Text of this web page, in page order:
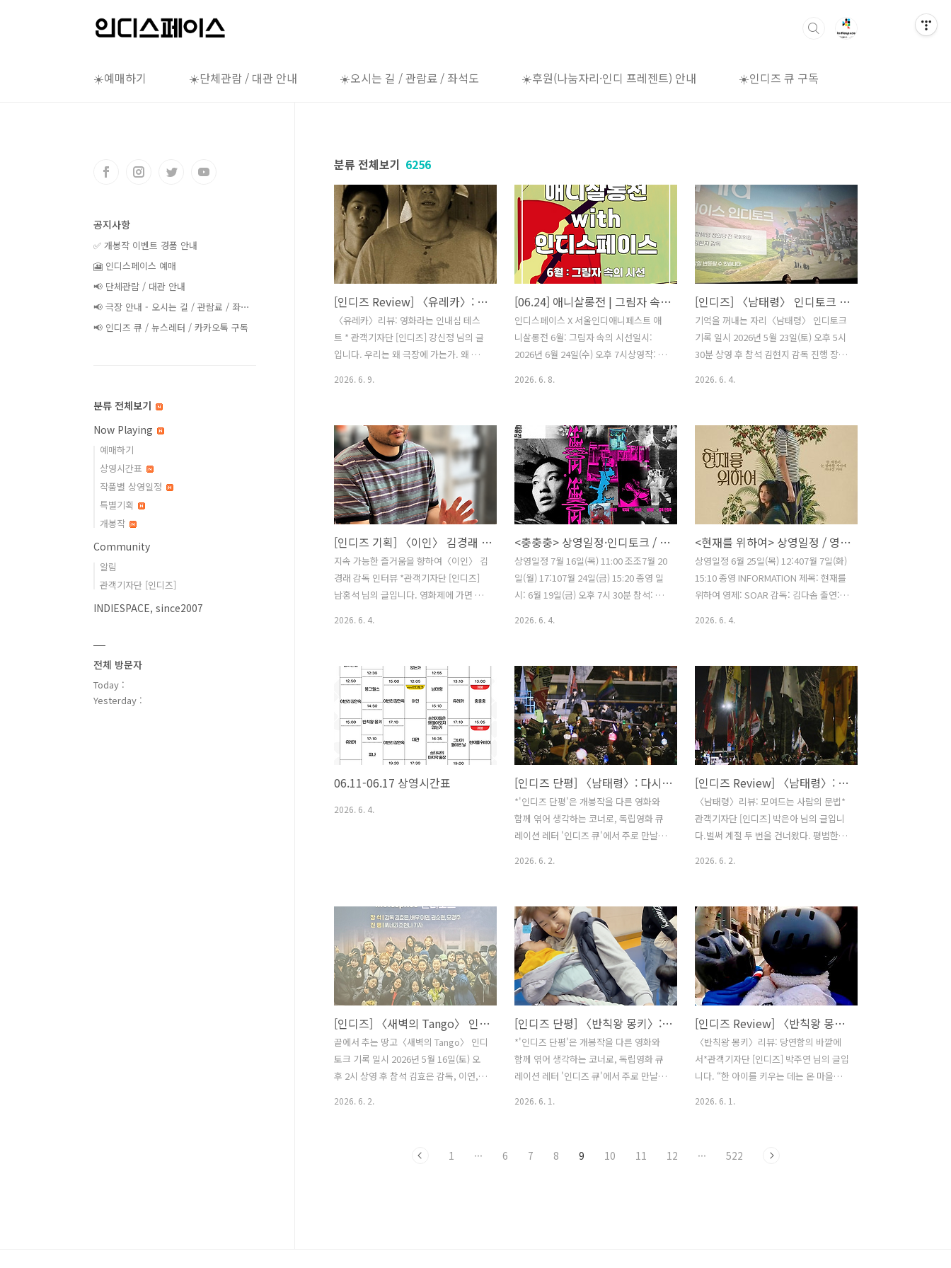
☀️예매하기 ☀️단체관람 / 대관 안내 ☀️오시는 길 / 관람료 / 좌석도 ☀️후원(나눔자리·인디 프레젠트) 안내 ☀️인디즈 큐 구독
분류 전체보기 6256
[인디즈 Review] 〈유레카〉: 영화라는 인내심 테스트
〈유레카〉리뷰: 영화라는 인내심 테스
트 * 관객기자단 [인디즈] 강신정 님의 글
입니다. 우리는 왜 극장에 가는가. 왜 멈춤
답하는 영화가 있다. 느린 만큼 지루해 보
이겠지만, 그 어디에도 없는 끈질긴 용기
가 이 영화에 있다. 218분의 러닝타임을
기다리고 나서 당신이 외치게 될 것은 영
화의 이름답게 〈유레카〉다. 엔딩을 제
외한 모든 장면은 흑백에 가까운 세피아
톤으로 그려진다. 버스 납치 사건에서 극
적으로 살아남은 운전사 ‘사와이’와 그 버
스에 타고 있던 남매 ‘나오키’와 ‘코즈
에’는, 그만큼 트라우마로 어둡고 칙칙한
시간을 통과하고 있다. 모든 길이 막혀버
2026. 6. 9.
[06.24] 애니살롱전 | 그림자 속의 시선
인디스페이스 X 서울인디애니페스트 애
니살롱전 6월: 그림자 속의 시선일시:
2026년 6월 24일(수) 오후 7시상영작: 참
불가합니다. 2025 | 전영찬 | 애니메이션
(2D) | 10분 인간은 지구상에 나타나서 생
존을 위해 무궁무진한 노력을 한다. 어떨
때는 같은 인간들을 밟고 일어서고 또 어
떨 때는 오늘만 사는 사람처럼 지구에 민
폐를 끼치면서 너무 잘 먹고 잘 살아간다.
하지만 이제 점점 끝이 보이는 게임은 막
바지로 다다른다. 2024 | 박선영 | 애니메
이션(Drawing, 2D) | 11분독거노인의 집
에 홀로 낙오된 어린 바퀴벌레. 고군분투
하며 살아가지..
2026. 6. 8.
[인디즈] 〈남태령〉 인디토크 기록: 기억을 꺼내는 자리
기억을 꺼내는 자리〈남태령〉 인디토크
기록 일시 2026년 5월 23일(토) 오후 5시
30분 상영 후 참석 김현지 감독 진행 장혜
한 TV 프로그램을 통해 널리 알려진 ‘말벌
아저씨’는 이제 하나의 밈을 넘어 고유명
사처럼 쓰인다. 무언가에 꽂히면 앞뒤 재
지 않고 달려가는 사람을 뜻하는 말이다.
실제 말벌은 위험 앞에서 머뭇거리지 않
는다. 벌집이 위협받는다고 느끼면 곧바
로 반응하고, 때로는 다른 말벌들까지 불
러 함께 방어에 나선다. 남태령의 동지들
도 그랬다. 현장에 사람이 필요하다는 소
식이 들리자, 누군가의 권리가 위협받고
있다는 이야기가 들리자 망설임 없이 달
2026. 6. 4.
[인디즈 기획] 〈이인〉 김경래 감독 인터뷰: 지속 가능한 즐거움을 향하여
지속 가능한 즐거움을 향하여〈이인〉 김
경래 감독 인터뷰 *관객기자단 [인디즈]
남홍석 님의 글입니다. 영화제에 가면 매
경래 감독의 신작 〈이인〉이 인디스페이
스에서 관객을 찾는다. 극장 뒤편의 사무
실에서 만난 그에게 작품의 방법론과 창
작 과정에 관한 이야기를 들었다. 찰나의
생각과 느낌을 적확하게 표현하기까지 얼
마나 오랜 시간이 걸렸을까. 언어의 솔직
함 사이로 고민의 깊이가 엿보였다. 전작
〈레슨〉(2023)에 이어 감독님의 작품 중
습니다. 이번에는 자체 개봉을 통해 관객
2026. 6. 4.
<충충충> 상영일정·인디토크 / 영화예매 _7월 24일 종영
상영일정 7월 16일(목) 11:00 조조7월 20
일(월) 17:107월 24일(금) 15:20 종영 일
시: 6월 19일(금) 오후 7시 30분 참석: 한
진행: 김소미 씨네21 기자 * 참석자는 변
경될 수 있습니다. * 행사 당일 온라인 예
매 환불이 불가합니다. INFORMATION
제목 | 충충충 감독 | 한창록 출연 | 주민
형, 백지혜, 정수현, 신준항 개봉 | 2026년
6월 17일 배급 | ㈜엣나인필름 관람등급 |
15세이상관람가제30회 부산국제영화제
부산어워드 심사위원 특별상 수상 제51회
서울독립영화제 새로운선택상 수상 제14
회 무주산골영화제 한국장편..
2026. 6. 4.
<현재를 위하여> 상영일정 / 영화예매 _7월 7일 종영
상영일정 6월 25일(목) 12:407월 7일(화)
15:10 종영 INFORMATION 제목: 현재를
위하여 영제: SOAR 감독: 김다솜 출연:
21스튜디오 개봉: 2026년 6월 17일
SYNOPSIS 아름다운 목소리를 가진 현재
는 아버지 일순의 가정 폭력에서 벗어나
기 위해 10년 전 실종된 딸을 찾고 있는 해
인을 자신의 계획 속에 끌어들인다. 자신
을 아버지의 폭력으로부터 구해준 해인을
보며 해인이 자신의 엄마이길 바라는 현
재. 결국 현재는 자신의 가족을 버리기로
결심한다.
2026. 6. 4.
06.11-06.17 상영시간표
2026. 6. 4.
[인디즈 단평] 〈남태령〉: 다시 만난 세계
*'인디즈 단평'은 개봉작을 다른 영화와
함께 엮어 생각하는 코너로, 독립영화 큐
레이션 레터 '인디즈 큐'에서 주로 만날 수
다. 각자의 자리에서 당연하지 않은, 하지
만 당연해야 할 권리를 바라며 우리는 분
투하고 있다. 그렇기에 조금만 시간이 지
나도 어떤 투쟁들은 희미해지기 마련이
다. 그러나 결코 잊지 말아야 하기에, 다양
한 투쟁의 기록은 계속해서 세상에 나온
다. 영화 〈남태령〉 또한 마찬가지다. 내
란 이후 쏟아졌던 많은 다큐멘터리들과
궤를 함께하는 〈남태령〉은 전봉준투쟁
단의 상경 투쟁 당시 남태령을 지켰던 이
들의 기록을 담아낸다. 하지만 다른 사회
2026. 6. 2.
[인디즈 Review] 〈남태령〉: 모여드는 사람의 문법
〈남태령〉리뷰: 모여드는 사람의 문법*
관객기자단 [인디즈] 박은아 님의 글입니
다.벌써 계절 두 번을 건너왔다. 평범한 겨
‘남태령 대첩’을 시작으로 끈끈히 이어진
연대의 순간을 비춘다. 관람하는 순간에
도 여전히 진행 중인 일들이 있음에, 그날
의 사람들과 쉽게 공명할 수 있었다. 영화
는 텍스트와 구술 위주로 진행된다. 프레
임의 변화를 두려워하지 않고, 특히 트위
터를 스크린에 그대로 RT (리트윗)하며 특
유의 생동감을 유지한다. 유난히 어두웠
던 겨울날을 명랑하게 풀어내는 재치가
영화 곳곳에 스며 있고, 절박함과 유쾌함
이 동시에 뒤엉키는 현장의 감각을 날것
2026. 6. 2.
[인디즈] 〈새벽의 Tango〉 인디토크 기록: 끝에서 추는 땅고
끝에서 추는 땅고〈새벽의 Tango〉 인디
토크 기록 일시 2026년 5월 16일(토) 오
후 2시 상영 후 참석 김효은 감독, 이연,
발걸음을 내디딘다. 타인과의 순간을 가
2026. 6. 2.
[인디즈 단평] 〈반칙왕 몽키〉: 당연한 규칙에 던지는 의문
*'인디즈 단평'은 개봉작을 다른 영화와
함께 엮어 생각하는 코너로, 독립영화 큐
레이션 레터 '인디즈 큐'에서 주로 만날 수
사회에서, 황다은·박홍열 감독의 〈반칙
2026. 6. 1.
[인디즈 Review] 〈반칙왕 몽키〉: 당연함의 바깥에서
〈반칙왕 몽키〉리뷰: 당연함의 바깥에
서*관객기자단 [인디즈] 박주연 님의 글입
니다. “한 아이를 키우는 데는 온 마을이
간다. 전업주부 아빠 ‘몽키’와 외벌이 엄
2026. 6. 1.
1 ··· 6 7 8 9 10 11 12 ··· 522
공지사항
✅ 개봉작 이벤트 경품 안내
🎦 인디스페이스 예매
📢 단체관람 / 대관 안내
📢 극장 안내 - 오시는 길 / 관람료 / 좌⋯
📢 인디즈 큐 / 뉴스레터 / 카카오톡 구독
분류 전체보기
Now Playing
예매하기
상영시간표
작품별 상영일정
특별기획
개봉작
Community
알림
관객기자단 [인디즈]
INDIESPACE, since2007
전체 방문자
Today :
Yesterday :